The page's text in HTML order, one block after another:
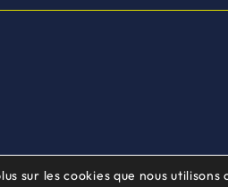
sur les cookies que nous utilisons